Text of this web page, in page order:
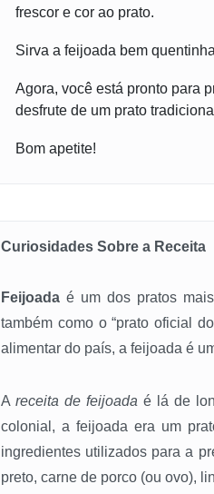
frescor e cor ao prato.
Sirva a feijoada bem
Agora, você está pronto para
desfrute de um prato
Bom apetite!
Curiosidades Sobre a Receita
Feijoada é um dos pratos
também como o “prato oficial
alimentar do país, a feijoada é
Areceita de feijoada é lá de
colonial, a feijoada era um
ingredientes utilizados para a
preto, carne de porco (ou ovo),